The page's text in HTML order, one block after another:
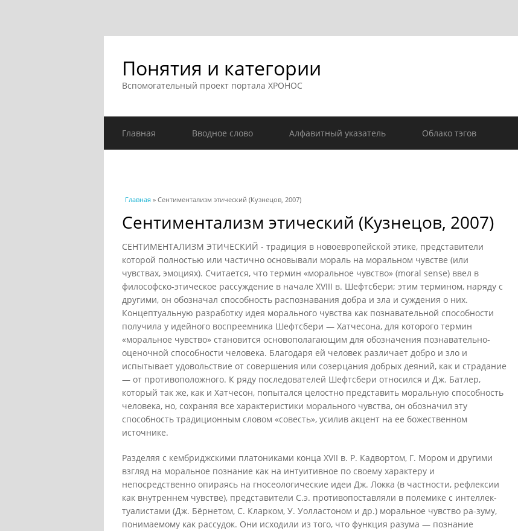
Понятия и категории
Вспомогательный проект портала ХРОНОС
Главная Вводное слово Алфавитный указатель Облако тэгов
Вы здесь
Главная » Сентиментализм этический (Кузнецов, 2007)
Сентиментализм этический (Кузнецов, 2007)
СЕНТИМЕНТАЛИЗМ ЭТИЧЕСКИЙ - традиция в новоевропейской этике, представители
которой полностью или частично основывали мораль на моральном чувстве (или
чувствах, эмоциях). Считается, что термин «моральное чувство» (moral sense) ввел в
философско-этическое рассуждение в начале XVIII в. Шефтсбери; этим термином, наряду с
другими, он обозначал способность распознавания добра и зла и суждения о них.
Концептуальную разработку идея морального чувства как познавательной способности
получила у идейного воспреемника Шефтсбери — Хатчесона, для которого термин
«моральное чувство» становится основополагающим для обозначения познавательно-
оценочной способности человека. Благодаря ей человек различает добро и зло и
испытывает удовольствие от совершения или созерцания добрых деяний, как и страдание
— от противоположного. К ряду последователей Шефтсбери относился и Дж. Батлер,
который так же, как и Хатчесон, попытался целостно представить моральную способность
человека, но, сохраняя все характеристики морального чувства, он обозначил эту
способность традиционным словом «совесть», усилив акцент на ее божественном
источнике.
Разделяя с кембриджскими платониками конца XVII в. Р. Кадвортом, Г. Мором и другими
взгляд на моральное познание как на интуитивное по своему характеру и
непосредственно опираясь на гносеологические идеи Дж. Локка (в частности, рефлексии
как внутреннем чувстве), представители С.э. противопоставляли в полемике с интеллек-
туалистами (Дж. Бёрнетом, С. Кларком, У. Уолластоном и др.) моральное чувство ра-зуму,
понимаемому как рассудок. Они исходили из того, что функция разума — познание